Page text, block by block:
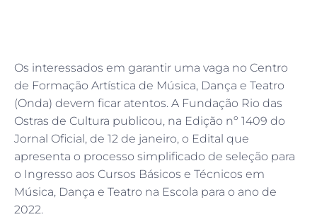
Os interessados em garantir uma vaga no Centro
de Formação Artística de Música, Dança e Teatro
(Onda) devem ficar atentos. A Fundação Rio das
Ostras de Cultura publicou, na Edição nº 1409 do
Jornal Oficial, de 12 de janeiro, o Edital que
apresenta o processo simplificado de seleção para
o Ingresso aos Cursos Básicos e Técnicos em
Música, Dança e Teatro na Escola para o ano de
2022.